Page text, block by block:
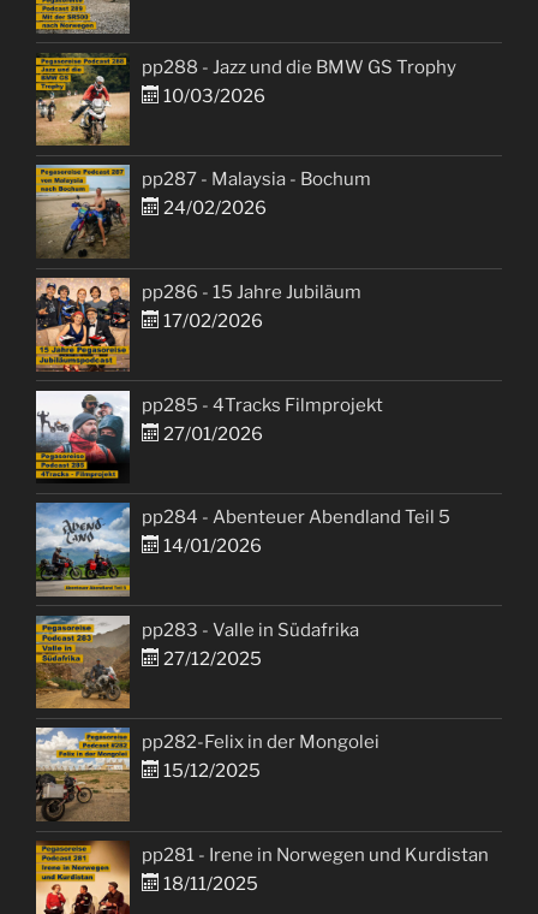
pp288 - Jazz und die BMW GS Trophy
10/03/2026
pp287 - Malaysia - Bochum
24/02/2026
pp286 - 15 Jahre Jubiläum
17/02/2026
pp285 - 4Tracks Filmprojekt
27/01/2026
pp284 - Abenteuer Abendland Teil 5
14/01/2026
pp283 - Valle in Südafrika
27/12/2025
pp282-Felix in der Mongolei
15/12/2025
pp281 - Irene in Norwegen und Kurdistan
18/11/2025